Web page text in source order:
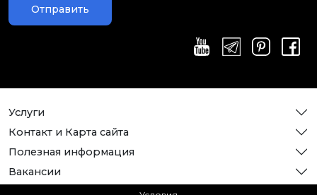
Отправить
Услуги
Контакт и Карта сайта
Полезная информация
Вакансии